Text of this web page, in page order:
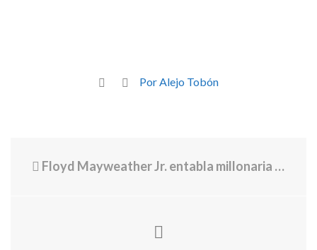
Por Alejo Tobón
Floyd Mayweather Jr. entabla millonaria demanda a Showtime